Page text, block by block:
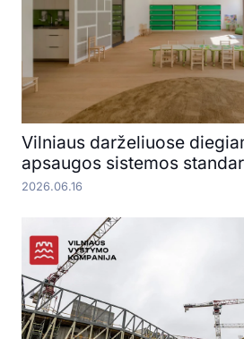
Vilniaus darželiuose
apsaugos sistemos
2026.06.16